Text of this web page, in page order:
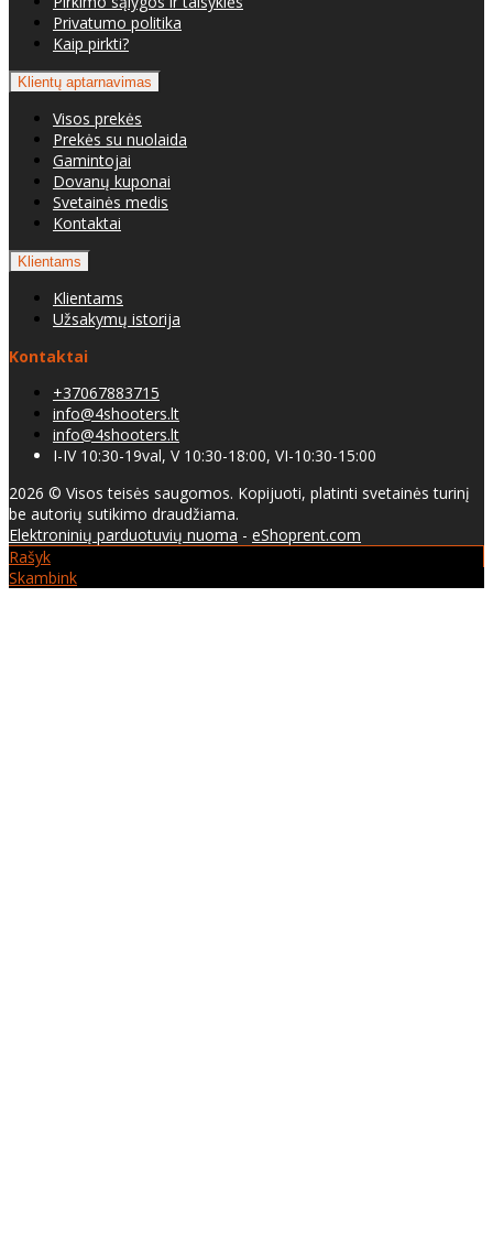
Privatumo politika
Kaip pirkti?
Klientų aptarnavimas
Visos prekės
Prekės su nuolaida
Gamintojai
Dovanų kuponai
Svetainės medis
Kontaktai
Klientams
Klientams
Užsakymų istorija
Kontaktai
+37067883715
info@4shooters.lt
info@4shooters.lt
I-IV 10:30-19val, V 10:30-18:00, VI-10:30-15:00
2026 © Visos teisės saugomos. Kopijuoti, platinti svetainės turinį
be autorių sutikimo draudžiama.
Elektroninių parduotuvių nuoma - eShoprent.com
Rašyk
Skambink